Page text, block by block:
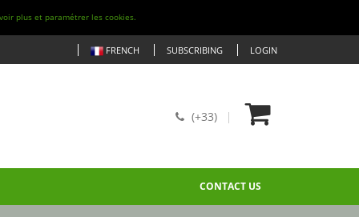
plus et paramétrer les cookies.
FRENCH SUBSCRIBING LOGIN
(+33)
CONTACT US